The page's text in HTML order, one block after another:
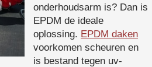
onderhoudsarm is? Dan is
EPDM de ideale
oplossing. EPDM daken
voorkomen scheuren en
is bestand tegen uv-